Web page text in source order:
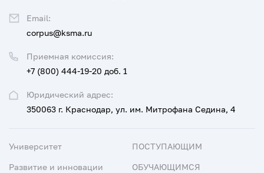
Юридический адрес:
350063 г. Краснодар, ул. им. Митрофана Седина, 4
Приемная комиссия:
+7 (800) 444-19-20 доб. 1
Email:
corpus@ksma.ru
Университет
Развитие и инновации
ПОСТУПАЮЩИМ
ОБУЧАЮЩИМСЯ